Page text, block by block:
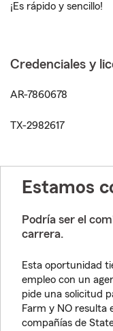
¡Es rápido y sencillo!
Credenciales y
AR-7860678
TX-2982617
Estamos
Podría ser el
carrera.
Esta oportunidad
empleo con un
pide una solicitud
Farm y NO resulta
compañías de